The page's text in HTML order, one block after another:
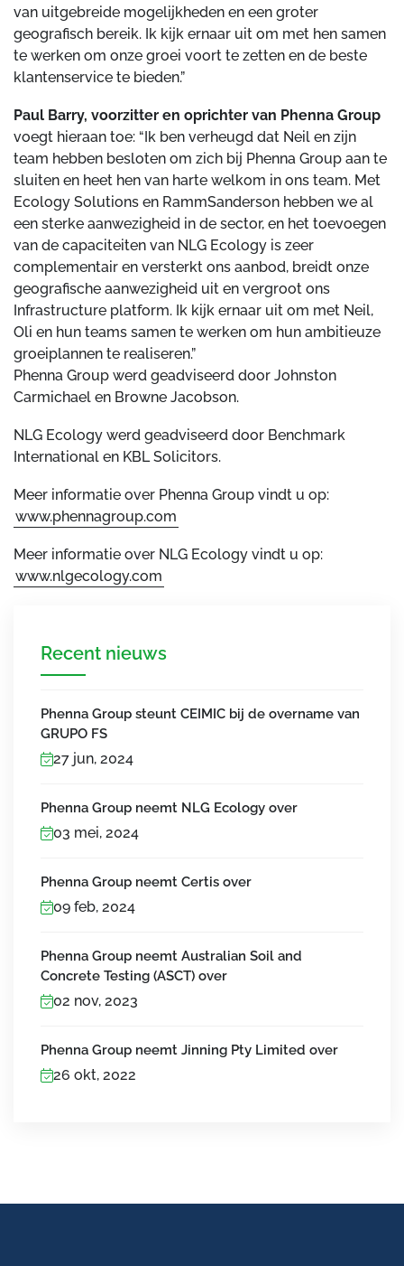
van uitgebreide mogelijkheden en een groter
geografisch bereik. Ik kijk ernaar uit om met hen samen
te werken om onze groei voort te zetten en de beste
klantenservice te bieden.”
Paul Barry, voorzitter en oprichter van Phenna Group
voegt hieraan toe: “Ik ben verheugd dat Neil en zijn
team hebben besloten om zich bij Phenna Group aan te
sluiten en heet hen van harte welkom in ons team. Met
Ecology Solutions en RammSanderson hebben we al
een sterke aanwezigheid in de sector, en het toevoegen
van de capaciteiten van NLG Ecology is zeer
complementair en versterkt ons aanbod, breidt onze
geografische aanwezigheid uit en vergroot ons
Infrastructure platform. Ik kijk ernaar uit om met Neil,
Oli en hun teams samen te werken om hun ambitieuze
groeiplannen te realiseren.”
Phenna Group werd geadviseerd door Johnston
Carmichael en Browne Jacobson.
NLG Ecology werd geadviseerd door Benchmark
International en KBL Solicitors.
Meer informatie over Phenna Group vindt u op:
www.phennagroup.com
Meer informatie over NLG Ecology vindt u op:
www.nlgecology.com
Recent nieuws
Phenna Group steunt CEIMIC bij de overname van
GRUPO FS
27 jun, 2024
Phenna Group neemt NLG Ecology over
03 mei, 2024
Phenna Group neemt Certis over
09 feb, 2024
Phenna Group neemt Australian Soil and
Concrete Testing (ASCT) over
02 nov, 2023
Phenna Group neemt Jinning Pty Limited over
26 okt, 2022